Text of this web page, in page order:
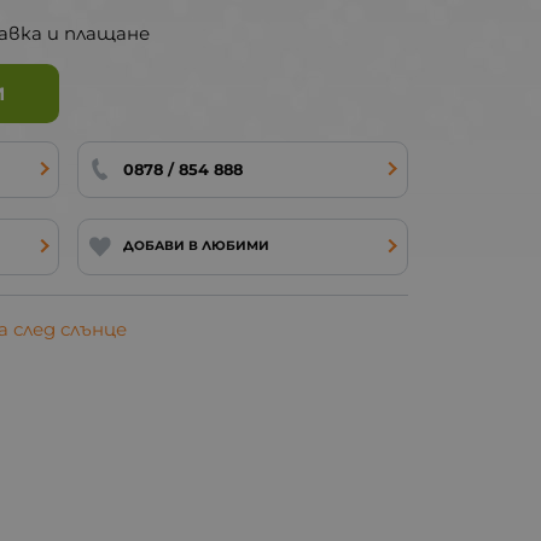
и плащане
0878 / 854 888
ДОБАВИ В ЛЮБИМИ
слънце